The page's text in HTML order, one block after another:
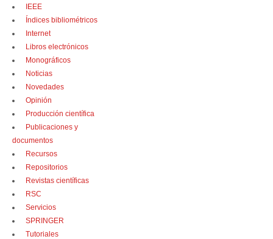
IEEE
Índices bibliométricos
Internet
Libros electrónicos
Monográficos
Noticias
Novedades
Opinión
Producción científica
Publicaciones y
documentos
Recursos
Repositorios
Revistas científicas
RSC
Servicios
SPRINGER
Tutoriales